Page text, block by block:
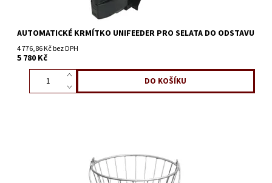
AUTOMATICKÉ KRMÍTKO UNIFEEDER PRO SELATA DO ODSTAVU
4 776,86 Kč bez DPH
5 780 Kč